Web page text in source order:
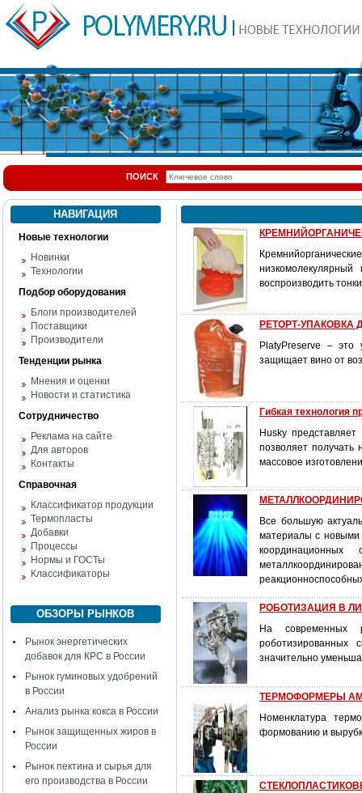
ПОИСК
НАВИГАЦИЯ
Новые технологии
Новинки
Технологии
Подбор оборудования
Блоги производителей
Поставщики
Производители
Тенденции рынка
Мнения и оценки
Новости и статистика
Сотрудничество
Реклама на сайте
Для авторов
Контакты
Справочная
Классификатор продукции
Термопласты
Добавки
Процессы
Нормы и ГОСТы
Классификаторы
ОБЗОРЫ РЫНКОВ
Рынок энергетических
добавок для КРС в России
Рынок гуминовых удобрений
в России
Анализ рынка кокса в России
Рынок защищенных жиров в
России
Рынок пектина и сырья для
его производства в России
воспроизводить
РЕТОРТ-УПАКОВКА
PlatyPreserve – это
защищает вино от
Гибкая технология
Husky
позволяет
массовое
Все большую
материалы с новыми
РОБОТИЗАЦИЯ В
На современных
роботизированных
значительно
ТЕРМОФОРМЕРЫ
Номенклатура
формованию и